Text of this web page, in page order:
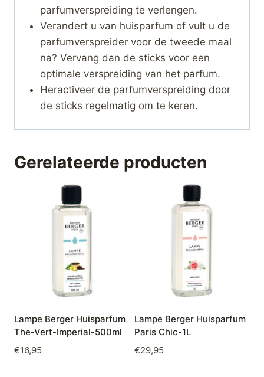
parfumverspreiding te verlengen.
Verandert u van huisparfum of vult u de
parfumverspreider voor de tweede maal
na? Vervang dan de sticks voor een
optimale verspreiding van het parfum.
Heractiveer de parfumverspreiding door
de sticks regelmatig om te keren.
Gerelateerde producten
Lampe Berger Huisparfum
The-Vert-Imperial-500ml
€16,95
Lampe Berger Huisparfum
Paris Chic-1L
€29,95